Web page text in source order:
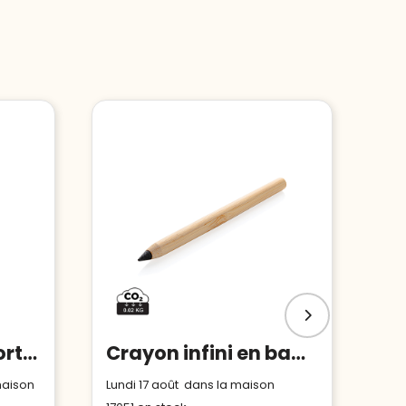
BIC® Media Clic porte-mine Crayon infini en bambou
Lundi 17 août dans la maison